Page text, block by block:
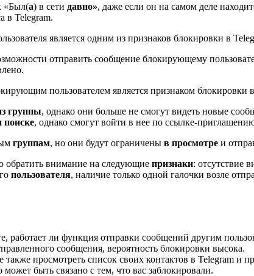
«Был(а) в сети давно», даже если он на самом деле
в Telegram.
является одним из признаков блокировки в
отправить сообщение блокирующему
пользователем является признаком блокировки
группы, однако они больше не смогут видеть новые
поиске, однако смогут войти в нее по ссылке-
группам, но они будут ограничены в просмотре и
обратить внимание на следующие признаки: отсутствие
пользователя, наличие только одной галочки возле
работает ли функция отправки сообщений другим
сообщения, вероятность блокировки высока.
просмотреть список своих контактов в Telegram и
быть связано с тем, что вас заблокировали.